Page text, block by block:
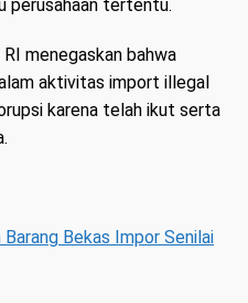
perusahaan tertentu.
RI menegaskan bahwa
aktivitas import illegal
karena telah ikut serta
Bekas Impor Senilai